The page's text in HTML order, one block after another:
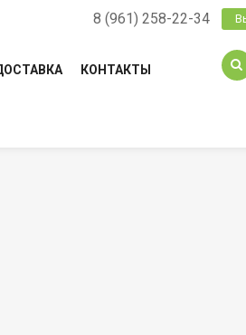
8 (961) 258-22-34
КОНТАКТЫ